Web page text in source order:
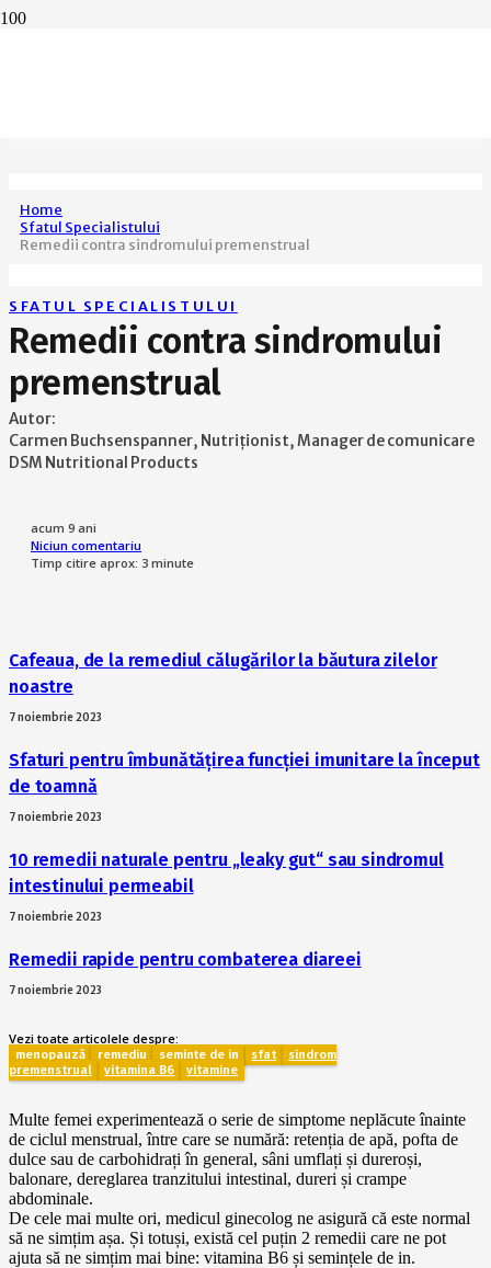
Home
Sfatul Specialistului
Remedii contra sindromului premenstrual
SFATUL SPECIALISTULUI
Remedii contra sindromului
premenstrual
Autor:
Carmen Buchsenspanner, Nutriționist, Manager de comunicare
DSM Nutritional Products
acum 9 ani
Niciun comentariu
Timp citire aprox: 3 minute
Cafeaua, de la remediul călugărilor la băutura zilelor
noastre
7 noiembrie 2023
Sfaturi pentru îmbunătățirea funcției imunitare la început
de toamnă
7 noiembrie 2023
10 remedii naturale pentru „leaky gut“ sau sindromul
intestinului permeabil
7 noiembrie 2023
Remedii rapide pentru combaterea diareei
7 noiembrie 2023
Vezi toate articolele despre:
menopauză remediu semințe de in sfat
sindrom
premenstrual
vitamina B6 vitamine
Multe femei experimentează o serie de simptome neplăcute înainte
de ciclul menstrual, între care se numără: retenția de apă, pofta de
dulce sau de carbohidrați în general, sâni umflați și dureroși,
balonare, dereglarea tranzitului intestinal, dureri și crampe
abdominale.
De cele mai multe ori, medicul ginecolog ne asigură că este normal
să ne simțim așa. Și totuși, există cel puțin 2 remedii care ne pot
ajuta să ne simțim mai bine: vitamina B6 și semințele de in.